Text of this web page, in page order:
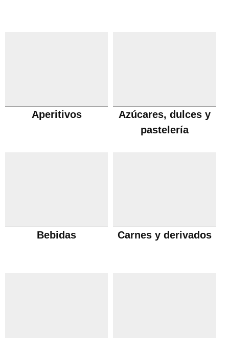
Aperitivos
Azúcares, dulces y
pastelería
Bebidas Carnes y derivados